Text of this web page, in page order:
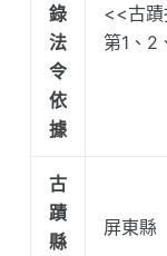
錄
法
令
依
據
<<古蹟
第1、2
古
蹟
縣
屏東縣